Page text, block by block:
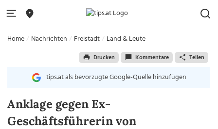
Home Nachrichten Freistadt Land & Leute
Drucken Kommentare Teilen
tips.at als bevorzugte Google-Quelle hinzufügen
Anklage gegen Ex-
Geschäftsführerin von